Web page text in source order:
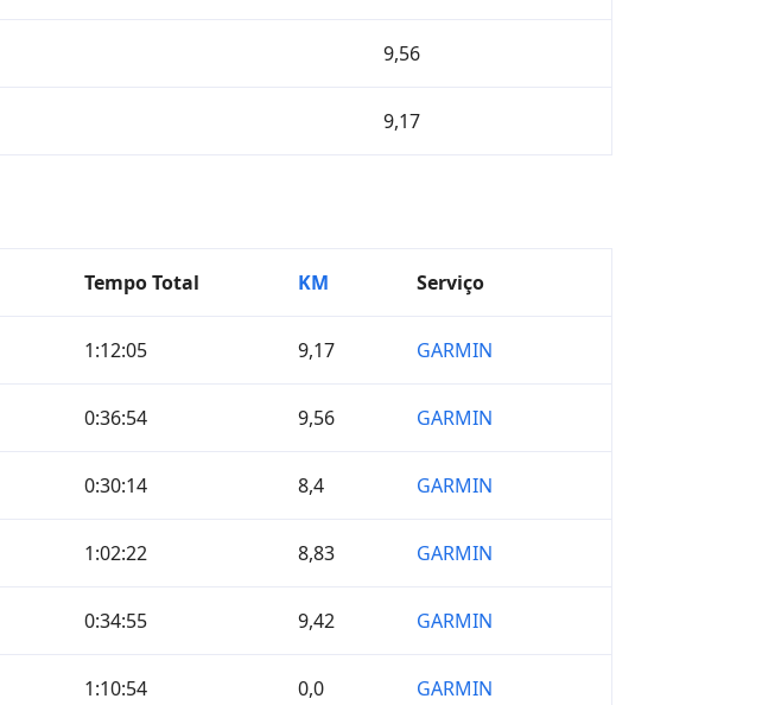
9,56
9,17
Tempo Total KM Serviço
1:12:05 9,17 GARMIN
0:36:54 9,56 GARMIN
0:30:14 8,4 GARMIN
1:02:22 8,83 GARMIN
0:34:55 9,42 GARMIN
1:10:54 0,0 GARMIN